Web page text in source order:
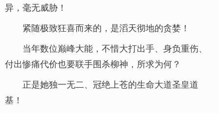
异，毫无威胁！
紧随极致狂喜而来的，是滔天彻地的贪婪！
当年数位巅峰大能，不惜大打出手、身负重伤、
付出惨痛代价也要联手围杀柳神，所求为何？
正是她独一无二、冠绝上苍的生命大道圣皇道
基！